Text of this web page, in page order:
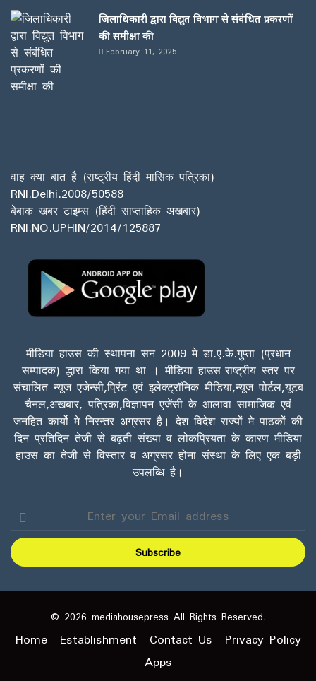
जिलाधिकारी द्वारा विद्युत विभाग से संबंधित प्रकरणों
की समीक्षा की
February 11, 2025
वाह क्या बात है (राष्ट्रीय हिंदी मासिक पत्रिका)
RNI.Delhi.2008/50588
बेबाक खबर टाइम्स (हिंदी साप्ताहिक अखबार)
RNI.NO.UPHIN/2014/125887
मीडिया हाउस की स्थापना सन 2009 मे डा.ए.के.गुप्ता (प्रधान
सम्पादक) द्धारा किया गया था । मीडिया हाउस-राष्ट्रीय स्तर पर
संचालित न्यूज एजेन्सी,प्रिंट एवं इलेक्ट्रॉनिक मीडिया,न्यूज पोर्टल,यूटब
चैनल,अखबार, पत्रिका,विज्ञापन एजेंसी के आलावा सामाजिक एवं
जनहित कार्यो मे निरन्तर अग्रसर है। देश विदेश राज्यों मे पाठकों की
दिन प्रतिदिन तेजी से बढ़ती संख्या व लोकप्रियता के कारण मीडिया
हाउस का तेजी से विस्तार व अग्रसर होना संस्था के लिए एक बड़ी
उपलब्धि है।
Enter
your
Email
address
© 2026 mediahousepress All Rights Reserved.
Home Establishment Contact Us Privacy Policy
Apps